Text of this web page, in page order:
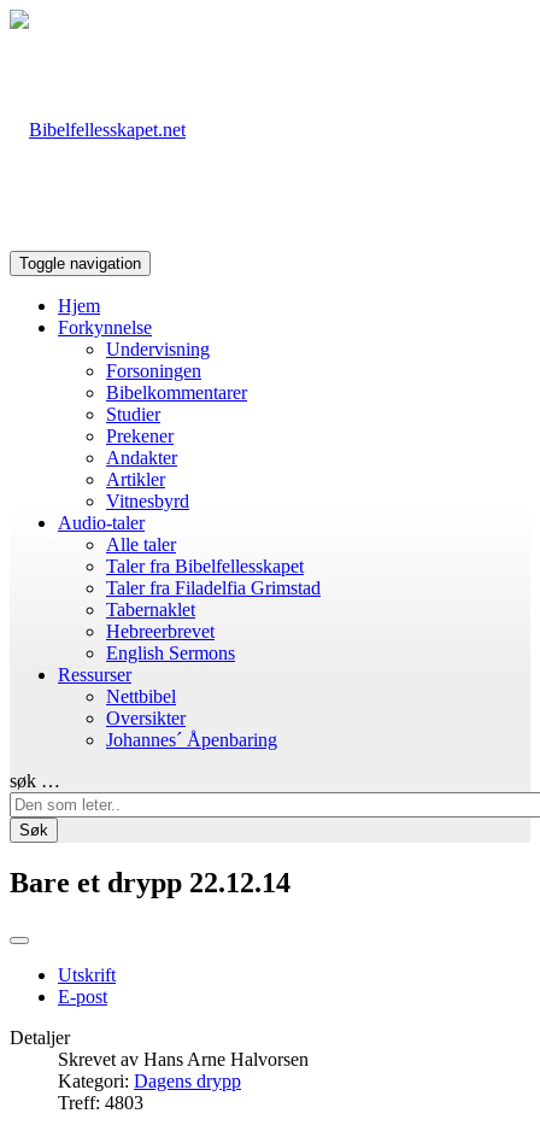
Toggle navigation
Hjem
Forkynnelse
Undervisning
Forsoningen
Bibelkommentarer
Studier
Prekener
Andakter
Artikler
Vitnesbyrd
Audio-taler
Alle taler
Taler fra Bibelfellesskapet
Taler fra Filadelfia Grimstad
Tabernaklet
Hebreerbrevet
English Sermons
Ressurser
Nettbibel
Oversikter
Johannes´ Åpenbaring
søk …
Søk
Bare et drypp 22.12.14
Utskrift
E-post
Detaljer
Skrevet av Hans Arne Halvorsen
Kategori: Dagens drypp
Treff: 4803